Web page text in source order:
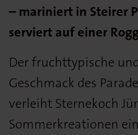
– mariniert in Steirer
serviert auf einer
Der fruchttypische
Geschmack des
verleiht Sternekoch
Sommerkreationen